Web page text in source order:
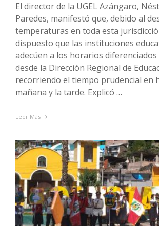
El director de la UGEL Azángaro,
Paredes, manifestó que, debido al
temperaturas en toda esta
dispuesto que las instituciones
adecúen a los horarios
desde la Dirección Regional de
recorriendo el tiempo prudencial en
mañana y la tarde. Explicó …
Leer Más